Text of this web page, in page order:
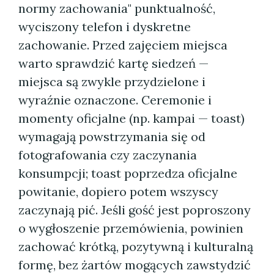
normy zachowania" punktualność,
wyciszony telefon i dyskretne
zachowanie. Przed zajęciem miejsca
warto sprawdzić kartę siedzeń —
miejsca są zwykle przydzielone i
wyraźnie oznaczone. Ceremonie i
momenty oficjalne (np. kampai — toast)
wymagają powstrzymania się od
fotografowania czy zaczynania
konsumpcji; toast poprzedza oficjalne
powitanie, dopiero potem wszyscy
zaczynają pić. Jeśli gość jest poproszony
o wygłoszenie przemówienia, powinien
zachować krótką, pozytywną i kulturalną
formę, bez żartów mogących zawstydzić